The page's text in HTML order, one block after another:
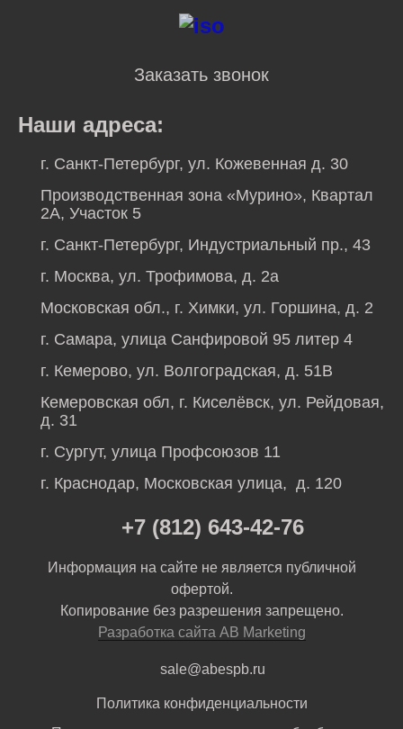
Заказать звонок
Наши адреса:
г. Санкт-Петербург, ул. Кожевенная д. 30
Производственная зона «Мурино», Квартал
2А, Участок 5
г. Санкт-Петербург, Индустриальный пр., 43
г. Москва, ул. Трофимова, д. 2а
Московская обл., г. Химки, ул. Горшина, д. 2
г. Самара, улица Санфировой 95 литер 4
г. Кемерово, ул. Волгоградская, д. 51В
Кемеровская обл, г. Киселёвск, ул. Рейдовая,
д. 31
г. Сургут, улица Профсоюзов 11
г. Краснодар, Московская улица, д. 120
+7 (812) 643-42-76
Информация на сайте не является публичной
офертой.
Копирование без разрешения запрещено.
Разработка сайта AB Marketing
sale@abespb.ru
Политика конфиденциальности